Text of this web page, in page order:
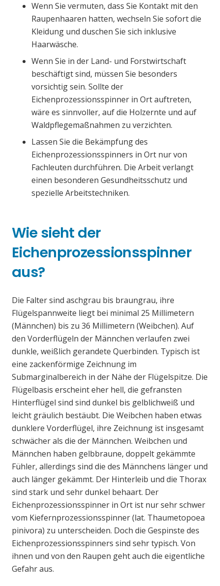
Wenn Sie vermuten, dass Sie Kontakt mit den
Raupenhaaren hatten, wechseln Sie sofort die
Kleidung und duschen Sie sich inklusive
Haarwäsche.
Wenn Sie in der Land- und Forstwirtschaft
beschäftigt sind, müssen Sie besonders
vorsichtig sein. Sollte der
Eichenprozessionsspinner in Ort auftreten,
wäre es sinnvoller, auf die Holzernte und auf
Waldpflegemaßnahmen zu verzichten.
Lassen Sie die Bekämpfung des
Eichenprozessionsspinners in Ort nur von
Fachleuten durchführen. Die Arbeit verlangt
einen besonderen Gesundheitsschutz und
spezielle Arbeitstechniken.
Wie sieht der
Eichenprozessionsspinner
aus?
Die Falter sind aschgrau bis braungrau, ihre
Flügelspannweite liegt bei minimal 25 Millimetern
(Männchen) bis zu 36 Millimetern (Weibchen). Auf
den Vorderflügeln der Männchen verlaufen zwei
dunkle, weißlich gerandete Querbinden. Typisch ist
eine zackenförmige Zeichnung im
Submarginalbereich in der Nähe der Flügelspitze. Die
Flügelbasis erscheint eher hell, die gefransten
Hinterflügel sind sind dunkel bis gelblichweiß und
leicht gräulich bestäubt. Die Weibchen haben etwas
dunklere Vorderflügel, ihre Zeichnung ist insgesamt
schwächer als die der Männchen. Weibchen und
Männchen haben gelbbraune, doppelt gekämmte
Fühler, allerdings sind die des Männchens länger und
auch länger gekämmt. Der Hinterleib und die Thorax
sind stark und sehr dunkel behaart. Der
Eichenprozessionsspinner in Ort ist nur sehr schwer
vom Kiefernprozessionsspinner (lat. Thaumetopoea
pinivora) zu unterscheiden. Doch die Gespinste des
Eichenprozessionsspinners sind sehr typisch. Von
ihnen und von den Raupen geht auch die eigentliche
Gefahr aus.